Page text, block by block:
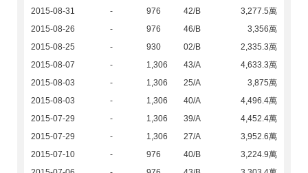
2015-08-31
- 976 42/B
3,277.5萬
2015-08-26
- 976 46/B
3,356萬
2015-08-25
- 930 02/B
2,335.3萬
2015-08-07
- 1,306 43/A
4,633.3萬
2015-08-03
- 1,306 25/A
3,875萬
2015-08-03
- 1,306 40/A
4,496.4萬
2015-07-29
- 1,306 39/A
4,452.4萬
2015-07-29
- 1,306 27/A
3,952.6萬
2015-07-10
- 976 40/B
3,224.9萬